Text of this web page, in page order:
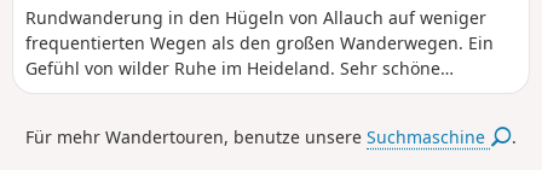
Rundwanderung in den Hügeln von Allauch auf weniger
frequentierten Wegen als den großen Wanderwegen. Ein
Gefühl von wilder Ruhe im Heideland. Sehr schöne
Ausblicke auf Marseille und die Chaîne de l'Étoile,
für Löschflüge der Zivilschutzflugzeuge.
Für mehr Wandertouren, benutze unsereSuchmaschine .